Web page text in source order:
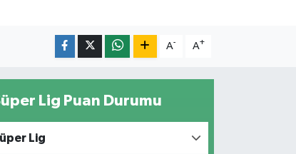
A- A+
Lig Puan Durumu
Lig